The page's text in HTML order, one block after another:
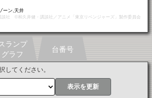
ーン,天井
談社 ©和久井健・講談社／アニメ「東京リベンジャーズ」製作委員会
してください。
表示を更新
ランプ
グラフ
台番号